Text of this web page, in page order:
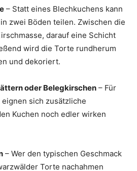
– Statt eines Blechkuchens kann
zwei Böden teilen. Zwischen die
darauf eine Schicht
wird die Torte rundherum
und dekoriert.
oder Belegkirschen – Für
sich zusätzliche
Kuchen noch edler wirken
– Wer den typischen Geschmack
Torte nachahmen